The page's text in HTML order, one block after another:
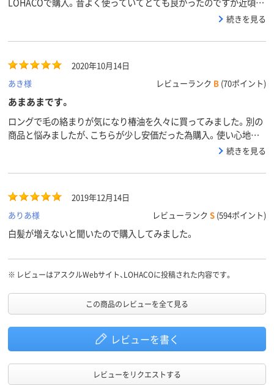
ヘアオイルもたくさん種類が出てるので浮気してました。が、最近
◡̈
続きを見る
2020年10月14日
あき様
レビューランク B (70ポイント)
あまあまです。
ロングで毛の絡まりが気になり椿油を久々に買ってみました。別の
商品と悩みましたが、こちらが少し安価だった為購入。使い心地は
良好です。香も気にならない程度です。髪を乾かした後に10cmくら
もう一回と1日に数回つけてます。べたつき過ぎるかなと思ってま
が、毛先だけに付けるので髪が広がらずにまとまります。
続きを見る
2019年12月14日
ありあ様
レビューランク S (594ポイント)
白髪が増えないと聞いたので購入してみました。
※ レビューはアスクルWebサイト、LOHACOに投稿された内容です。
この商品のレビューを全て見る
レビューを書く
レビューをリクエストする